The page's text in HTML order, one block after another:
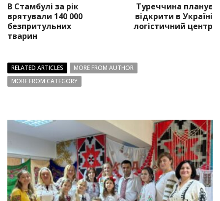
В Стамбулі за рік
врятували 140 000
безпритульних
тварин
Туреччина планує
відкрити в Україні
логістичний центр
RELATED ARTICLES
MORE FROM AUTHOR
MORE FROM CATEGORY